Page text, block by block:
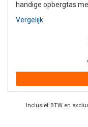
handige opbergtas
Vergelijk
Inclusief BTW en